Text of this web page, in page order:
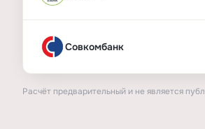
Совкомбанк
Расчёт предварительный и не является